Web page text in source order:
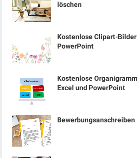
löschen
Kostenlose Clipart-Bilder
PowerPoint
Kostenlose
Excel und PowerPoint